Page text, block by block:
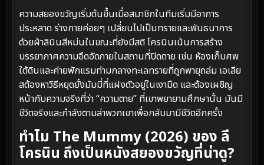
ความสยองขวัญเริ่มต้นขึ้นเมื่อสมาชิกในทีมเริ่มมีอาการ
ประหลาด ร่างกายค่อยๆ เปลี่ยนไปเป็นทรายและพันธนาการ
ด้วยผ้าลินินสีหม่นในขณะที่ยังมีสติ โครนินเน้นการสร้าง
บรรยากาศความอึดอัดภายในสถานที่ปิดตาย เช่น ห้องเก็บศพ
ใต้ดินและค่ายพักแรมท่ามกลางทะเลทรายที่ถูกพายุถล่ม เอเลีย
สต้องหาวิธีหยุดยั้งมัมมี่ที่แฝงตัวอยู่ในเงามืด และต้องเผชิญ
หน้ากับความจริงที่ว่า “ความตาย” ที่เขาพยายามศึกษานั้น มันมี
ชีวิตจริงและกำลังตามล่าพวกเขาเพื่อกลับมามีชีวิตอีกครั้ง
ทำไม The Mummy (2026) ของ ลี
โครนิน ถึงเป็นหนังสยองขวัญที่น่าดู?